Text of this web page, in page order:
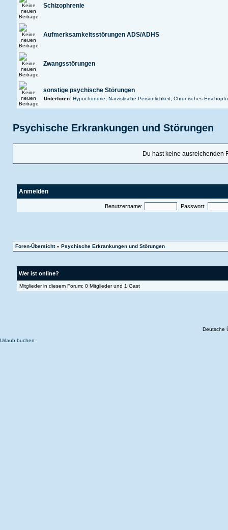
Schizophrenie
Aufmerksamkeitsstörungen ADS/ADHS
Zwangsstörungen
sonstige psychische Störungen
Unterforen: Hypochondrie Narzistische Persönlichkeit, Chronisches
Psychische Erkrankungen und Störungen
Du hast keine ausreichenden
Anmelden
Benutzername: Passwort:
Foren-Übersicht» Psychische Erkrankungen und Störungen
Wer ist online?
Mitglieder in diesem Forum: 0 Mitglieder und 1 Gast
Deutsche
Urlaub buchen